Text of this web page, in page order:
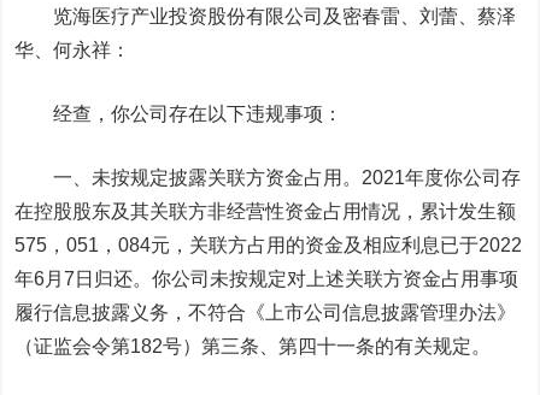
览海医疗产业投资股份有限公司及密春雷、刘蕾、蔡泽
华、何永祥：
经查，你公司存在以下违规事项：
一、未按规定披露关联方资金占用。2021年度你公司存
在控股股东及其关联方非经营性资金占用情况，累计发生额
575，051，084元，关联方占用的资金及相应利息已于2022
年6月7日归还。你公司未按规定对上述关联方资金占用事项
履行信息披露义务，不符合《上市公司信息披露管理办法》
（证监会令第182号）第三条、第四十一条的有关规定。